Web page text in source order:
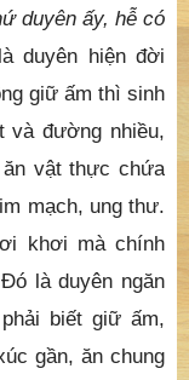
duyên ấy, hễ có
duyên hiện đời
giữ ấm thì sinh
và đường nhiều,
vật thực chứa
mạch, ung thư.
khơi mà chính
là duyên ngăn
biết giữ ấm,
gần, ăn chung